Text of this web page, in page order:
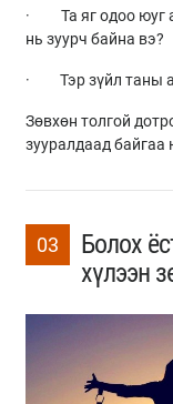
· Та яг одоо юуг
нь зуурч байна вэ?
· Тэр зүйл таны
Зөвхөн толгой
зууралдаад
03
Болох
хүлээн